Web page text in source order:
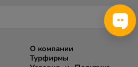
О компании
Турфирмы